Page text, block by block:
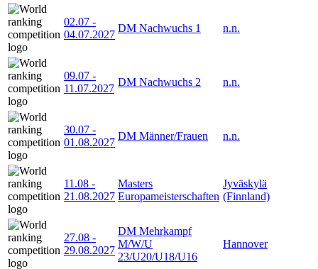
02.07 -
04.07.2027
DM Nachwuchs 1 n.n.
09.07 -
11.07.2027
DM Nachwuchs 2 n.n.
30.07 -
01.08.2027
DM Männer/Frauen n.n.
11.08 -
21.08.2027
Masters
Europameisterschaften
Jyväskylä
(Finnland)
27.08 -
29.08.2027
DM Mehrkampf
M/W/U
23/U20/U18/U16
Hannover